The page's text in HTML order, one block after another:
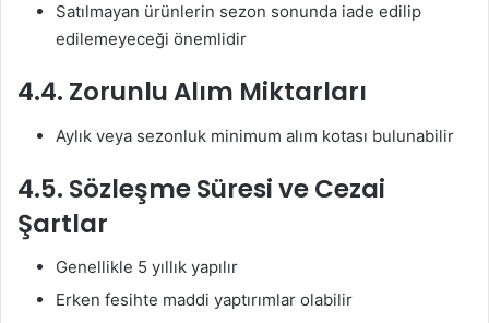
Satılmayan ürünlerin sezon sonunda iade edilip
edilemeyeceği önemlidir
4.4. Zorunlu Alım Miktarları
Aylık veya sezonluk minimum alım kotası bulunabilir
4.5. Sözleşme Süresi ve Cezai
Şartlar
Genellikle 5 yıllık yapılır
Erken fesihte maddi yaptırımlar olabilir